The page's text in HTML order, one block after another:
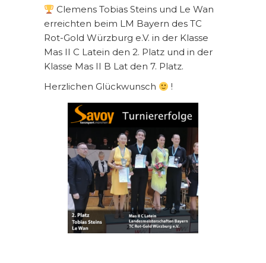
Clemens Tobias Steins und Le Wan
erreichten beim LM Bayern des TC
Rot-Gold Würzburg e.V. in der Klasse
Mas II C Latein den 2. Platz und in der
Klasse Mas II B Lat den 7. Platz.
Herzlichen Glückwunsch
!